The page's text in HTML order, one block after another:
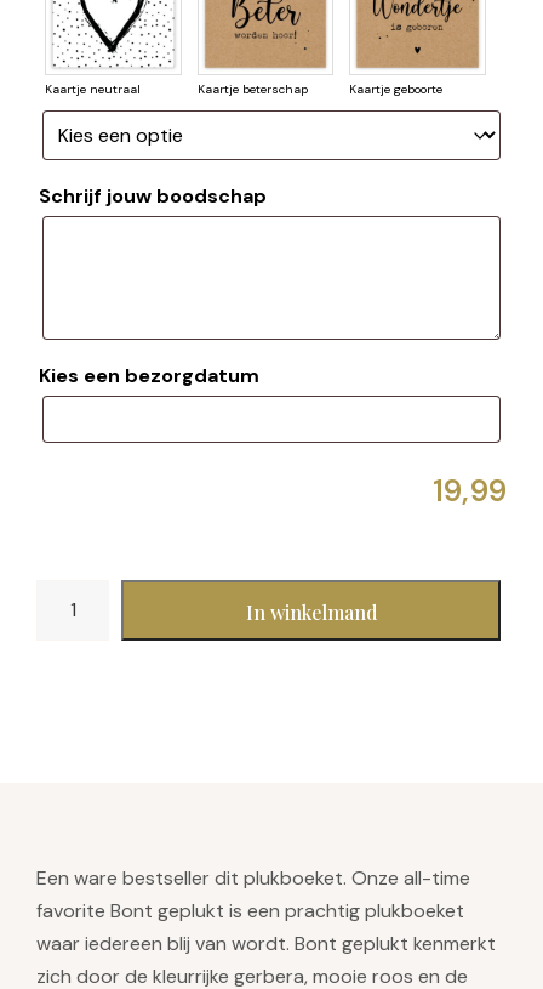
Kaartje neutraal Kaartje beterschap Kaartje geboorte
Schrijf jouw boodschap
Kies een bezorgdatum
In winkelmand
Een ware bestseller dit plukboeket. Onze all-time
favorite Bont geplukt is een prachtig plukboeket
waar iedereen blij van wordt. Bont geplukt kenmerkt
zich door de kleurrijke gerbera, mooie roos en de